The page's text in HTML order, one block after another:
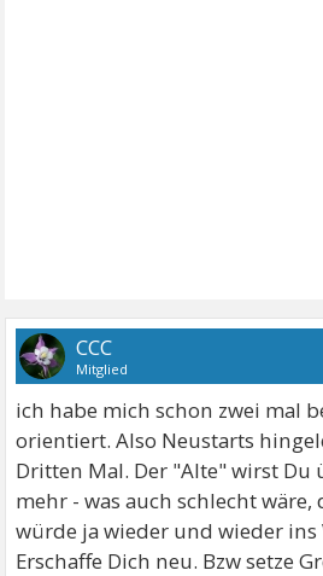
CCC
Mitglied
ich habe mich schon zwei mal
orientiert. Also Neustarts
Dritten Mal. Der "Alte" wirst
mehr - was auch schlecht
würde ja wieder und wieder
Erschaffe Dich neu. Bzw setze